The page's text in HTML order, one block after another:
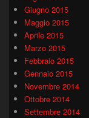
Giugno 2015
Maggio 2015
Aprile 2015
Marzo 2015
Febbraio 2015
Gennaio 2015
Novembre 2014
Ottobre 2014
Settembre 2014